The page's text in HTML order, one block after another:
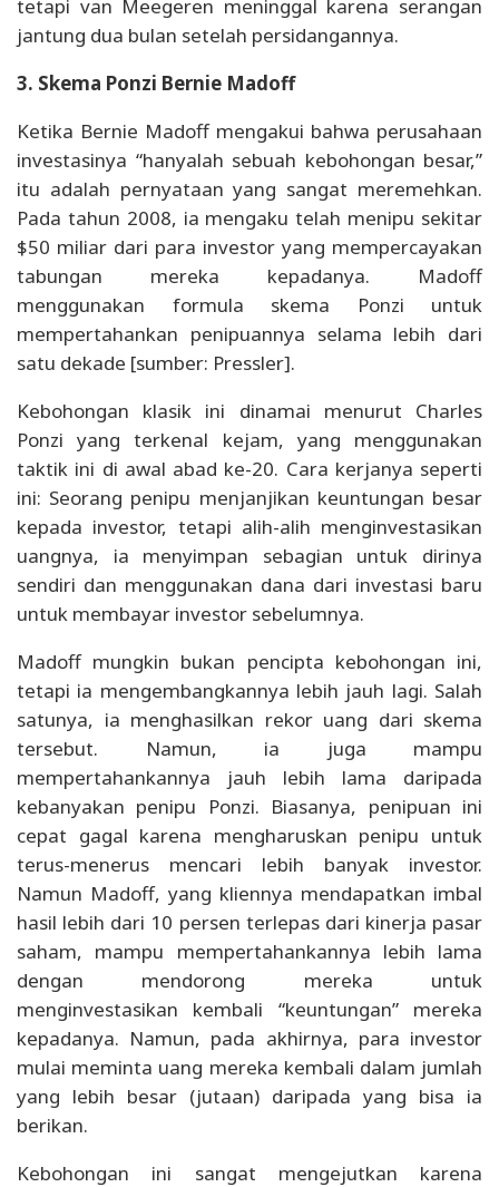
tetapi van Meegeren meninggal karena serangan
jantung dua bulan setelah persidangannya.
3. Skema Ponzi Bernie Madoff
Ketika Bernie Madoff mengakui bahwa perusahaan
investasinya “hanyalah sebuah kebohongan besar,”
itu adalah pernyataan yang sangat meremehkan.
Pada tahun 2008, ia mengaku telah menipu sekitar
$50 miliar dari para investor yang mempercayakan
tabungan mereka kepadanya. Madoff
menggunakan formula skema Ponzi untuk
mempertahankan penipuannya selama lebih dari
satu dekade [sumber: Pressler].
Kebohongan klasik ini dinamai menurut Charles
Ponzi yang terkenal kejam, yang menggunakan
taktik ini di awal abad ke-20. Cara kerjanya seperti
ini: Seorang penipu menjanjikan keuntungan besar
kepada investor, tetapi alih-alih menginvestasikan
uangnya, ia menyimpan sebagian untuk dirinya
sendiri dan menggunakan dana dari investasi baru
untuk membayar investor sebelumnya.
Madoff mungkin bukan pencipta kebohongan ini,
tetapi ia mengembangkannya lebih jauh lagi. Salah
satunya, ia menghasilkan rekor uang dari skema
tersebut. Namun, ia juga mampu
mempertahankannya jauh lebih lama daripada
kebanyakan penipu Ponzi. Biasanya, penipuan ini
cepat gagal karena mengharuskan penipu untuk
terus-menerus mencari lebih banyak investor.
Namun Madoff, yang kliennya mendapatkan imbal
hasil lebih dari 10 persen terlepas dari kinerja pasar
saham, mampu mempertahankannya lebih lama
dengan mendorong mereka untuk
menginvestasikan kembali “keuntungan” mereka
kepadanya. Namun, pada akhirnya, para investor
mulai meminta uang mereka kembali dalam jumlah
yang lebih besar (jutaan) daripada yang bisa ia
berikan.
Kebohongan ini sangat mengejutkan karena